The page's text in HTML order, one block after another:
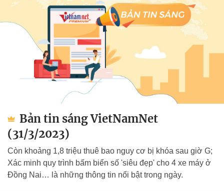
Bản tin sáng VietNamNet
(31/3/2023)
Còn khoảng 1,8 triệu thuê bao nguy cơ bị khóa sau giờ G;
Xác minh quy trình bấm biển số 'siêu đẹp' cho 4 xe máy ở
Đồng Nai… là những thông tin nổi bật trong ngày.